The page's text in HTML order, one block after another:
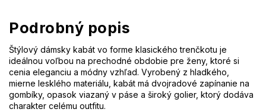
Podrobný popis
Štýlový dámsky kabát vo forme klasického trenčkotu je
ideálnou voľbou na prechodné obdobie pre ženy, ktoré si
cenia eleganciu a módny vzhľad. Vyrobený z hladkého,
mierne lesklého materiálu, kabát má dvojradové zapínanie na
gombíky, opasok viazaný v páse a široký golier, ktorý dodáva
charakter celému outfitu.